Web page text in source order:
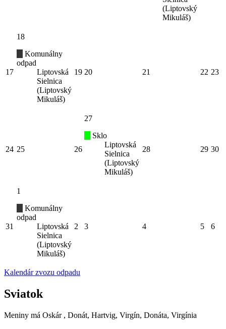
(Liptovský
Mikuláš)
17
18
Komunálny
odpad
Liptovská
Sielnica
(Liptovský
Mikuláš)
19 20 21 22 23
24 25 26
27
Sklo
Liptovská
Sielnica
(Liptovský
Mikuláš)
28 29 30
31
1
Komunálny
odpad
Liptovská
Sielnica
(Liptovský
Mikuláš)
2 3 4 5 6
Kalendár zvozu odpadu
Sviatok
Meniny má Oskár , Donát, Hartvig, Virgín, Donáta, Virgínia